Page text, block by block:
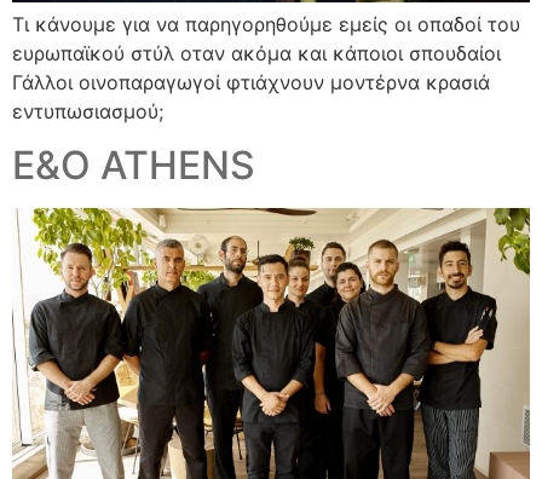
Τι κάνουμε για να παρηγορηθούμε εμείς οι οπαδοί του
ευρωπαϊκού στύλ οταν ακόμα και κάποιοι σπουδαίοι
Γάλλοι οινοπαραγωγοί φτιάχνουν μοντέρνα κρασιά
εντυπωσιασμού;
E&O ATHENS